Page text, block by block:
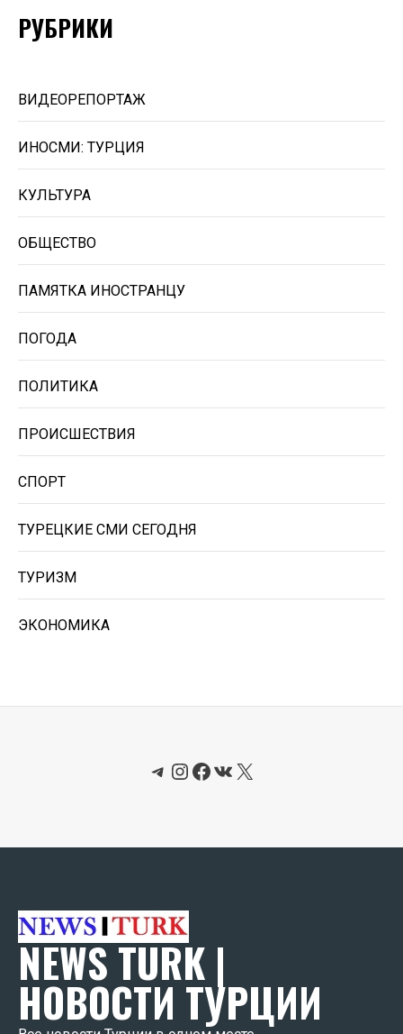
РУБРИКИ
ВИДЕОРЕПОРТАЖ
ИНОСМИ: ТУРЦИЯ
КУЛЬТУРА
ОБЩЕСТВО
ПАМЯТКА ИНОСТРАНЦУ
ПОГОДА
ПОЛИТИКА
ПРОИСШЕСТВИЯ
СПОРТ
ТУРЕЦКИЕ СМИ СЕГОДНЯ
ТУРИЗМ
ЭКОНОМИКА
Telegram
Instagram
Facebook
ВКонтакте
X
NEWS TURK |
НОВОСТИ ТУРЦИИ